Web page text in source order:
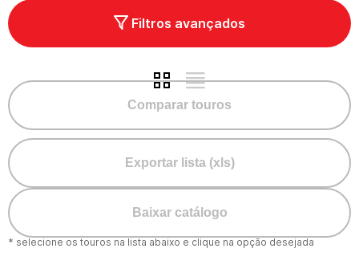
Filtros avançados
Comparar touros
Exportar lista (xls)
Baixar catálogo
* selecione os touros na lista abaixo e clique na opção desejada